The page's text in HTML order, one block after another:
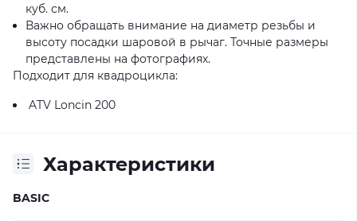
куб. см.
Важно обращать внимание на диаметр резьбы и
высоту посадки шаровой в рычаг. Точные размеры
представлены на фотографиях.
Подходит для квадроцикла:
ATV Loncin 200
Характеристики
BASIC